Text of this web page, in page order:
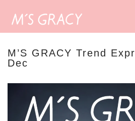
M’S GRACY Trend
Dec